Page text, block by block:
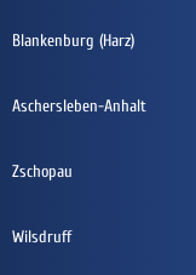
Blankenburg (Harz)
Aschersleben-Anhalt
Zschopau
Wilsdruff